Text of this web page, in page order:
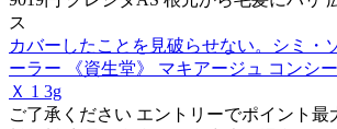
ス
カバーしたことを見破らせない。シミ・
ーラー 《資生堂》 マキアージュ コンシ
Ｘ 1 3g
ご了承ください エントリーでポイント最